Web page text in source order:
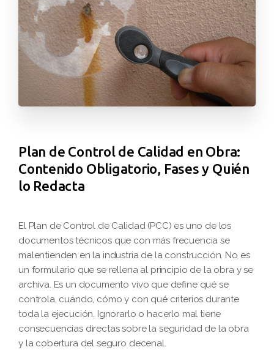
Plan de Control de Calidad en Obra:
Contenido Obligatorio, Fases y Quién
lo Redacta
El Plan de Control de Calidad (PCC) es uno de los
documentos técnicos que con más frecuencia se
malentienden en la industria de la construcción. No es
un formulario que se rellena al principio de la obra y se
archiva. Es un documento vivo que define qué se
controla, cuándo, cómo y con qué criterios durante
toda la ejecución. Ignorarlo o hacerlo mal tiene
consecuencias directas sobre la seguridad de la obra
y la cobertura del seguro decenal.